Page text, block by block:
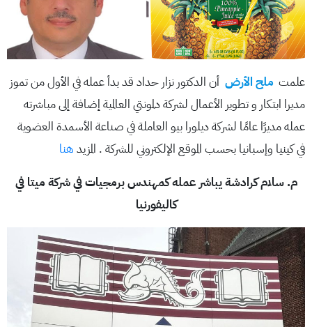
علمت ملح الأرض أن الدكتور نزار حداد قد بدأ عمله في الأول من تموز
مديرا ابتكار و تطوير الأعمال لشركة دلمونتي العالمية إضافة إلى مباشرته
عمله مديرًا عامًا لشركة ديلورا بيو العاملة في صناعة الأسمدة العضوية
في كينيا وإسبانيا بحسب الموقع الإلكتروني للشركة . المزيد هنا
م. سلام كرادشة يباشر عمله كمهندس برمجيات في شركة ميتا في
كاليفورنيا